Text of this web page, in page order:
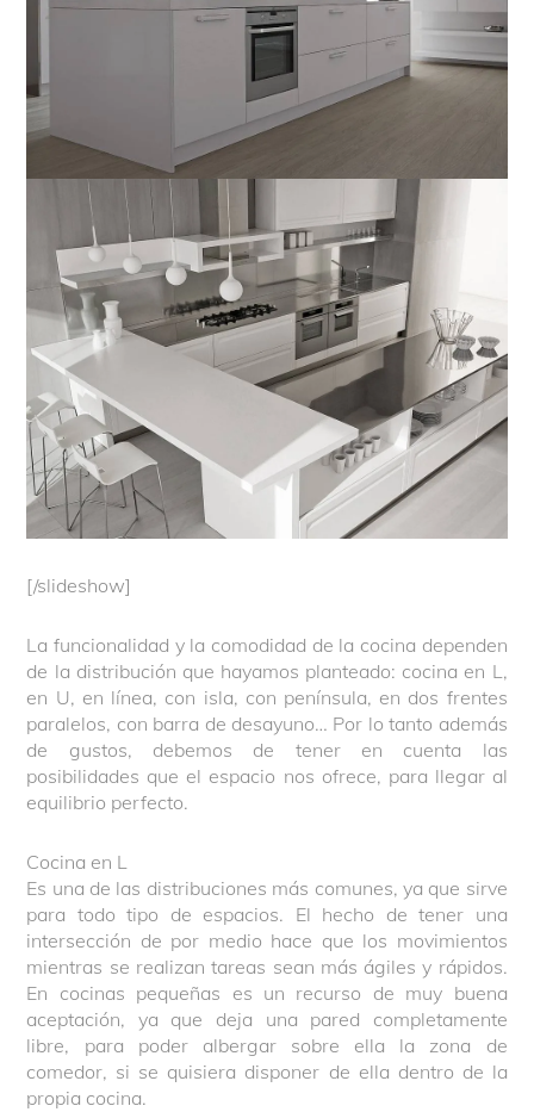
[/slideshow]
La funcionalidad y la comodidad de la cocina dependen
de la distribución que hayamos planteado: cocina en L,
en U, en línea, con isla, con península, en dos frentes
paralelos, con barra de desayuno… Por lo tanto además
de gustos, debemos de tener en cuenta las
posibilidades que el espacio nos ofrece, para llegar al
equilibrio perfecto.
Cocina en L
Es una de las distribuciones más comunes, ya que sirve
para todo tipo de espacios. El hecho de tener una
intersección de por medio hace que los movimientos
mientras se realizan tareas sean más ágiles y rápidos.
En cocinas pequeñas es un recurso de muy buena
aceptación, ya que deja una pared completamente
libre, para poder albergar sobre ella la zona de
comedor, si se quisiera disponer de ella dentro de la
propia cocina.